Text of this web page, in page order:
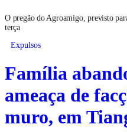
O pregão do Agroamigo, previsto
terça
Expulsos
Família
ameaça de
muro, em